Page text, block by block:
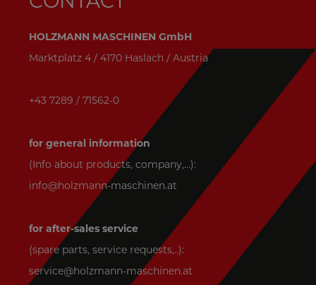
HOLZMANN MASCHINEN GmbH
Marktplatz 4 / 4170 Haslach / Austria
+43 7289 / 71562-0
for general information
(Info about products, company,...):
info@holzmann-maschinen.at
for after-sales service
(spare parts, service requests,..):
service@holzmann-maschinen.at